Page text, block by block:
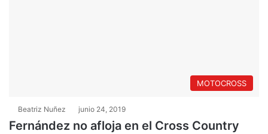
MOTOCROSS
Beatriz Nuñez junio 24, 2019
Fernández no afloja en el Cross Country